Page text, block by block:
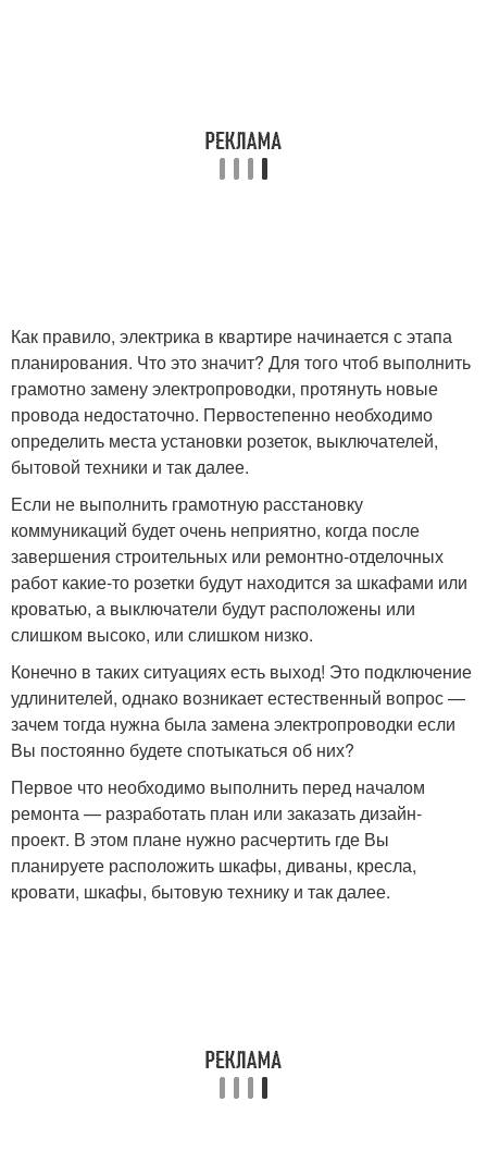
Как правило, электрика в квартире начинается с этапа
планирования. Что это значит? Для того чтоб выполнить
грамотно замену электропроводки, протянуть новые
провода недостаточно. Первостепенно необходимо
определить места установки розеток, выключателей,
бытовой техники и так далее.
Если не выполнить грамотную расстановку
коммуникаций будет очень неприятно, когда после
завершения строительных или ремонтно-отделочных
работ какие-то розетки будут находится за шкафами или
кроватью, а выключатели будут расположены или
слишком высоко, или слишком низко.
Конечно в таких ситуациях есть выход! Это подключение
удлинителей, однако возникает естественный вопрос —
зачем тогда нужна была замена электропроводки если
Вы постоянно будете спотыкаться об них?
Первое что необходимо выполнить перед началом
ремонта — разработать план или заказать дизайн-
проект. В этом плане нужно расчертить где Вы
планируете расположить шкафы, диваны, кресла,
кровати, шкафы, бытовую технику и так далее.